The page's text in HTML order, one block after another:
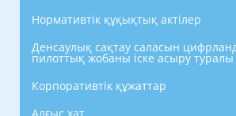
Нормативтік құқықтық актілер
Денсаулық сақтау саласын
пилоттық жобаны іске асыру туралы
Корпоративтік құжаттар